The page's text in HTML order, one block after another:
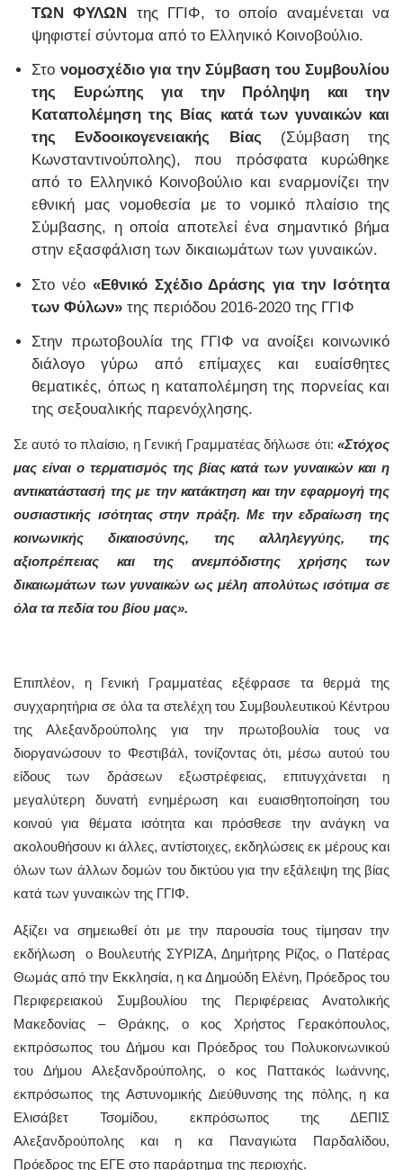
ΤΩΝ ΦΥΛΩΝ της ΓΓΙΦ, το οποίο αναμένεται να
ψηφιστεί σύντομα από το Ελληνικό Κοινοβούλιο.
Στο νομοσχέδιο για την Σύμβαση του Συμβουλίου
της Ευρώπης για την Πρόληψη και την
Καταπολέμηση της Βίας κατά των γυναικών και
της Ενδοοικογενειακής Βίας (Σύμβαση της
Κωνσταντινούπολης), που πρόσφατα κυρώθηκε
από το Ελληνικό Κοινοβούλιο και εναρμονίζει την
εθνική μας νομοθεσία με το νομικό πλαίσιο της
Σύμβασης, η οποία αποτελεί ένα σημαντικό βήμα
στην εξασφάλιση των δικαιωμάτων των γυναικών.
Στο νέο «Εθνικό Σχέδιο Δράσης για την Ισότητα
των Φύλων» της περιόδου 2016-2020 της ΓΓΙΦ
Στην πρωτοβουλία της ΓΓΙΦ να ανοίξει κοινωνικό
διάλογο γύρω από επίμαχες και ευαίσθητες
θεματικές, όπως η καταπολέμηση της πορνείας και
της σεξουαλικής παρενόχλησης.
Σε αυτό το πλαίσιο, η Γενική Γραμματέας δήλωσε ότι: «Στόχος
μας είναι ο τερματισμός της βίας κατά των γυναικών και η
αντικατάστασή της με την κατάκτηση και την εφαρμογή της
ουσιαστικής ισότητας στην πράξη. Με την εδραίωση της
κοινωνικής δικαιοσύνης, της αλληλεγγύης, της
αξιοπρέπειας και της ανεμπόδιστης χρήσης των
δικαιωμάτων των γυναικών ως μέλη απολύτως ισότιμα σε
όλα τα πεδία του βίου μας».
Επιπλέον, η Γενική Γραμματέας εξέφρασε τα θερμά της
συγχαρητήρια σε όλα τα στελέχη του Συμβουλευτικού Κέντρου
της Αλεξανδρούπολης για την πρωτοβουλία τους να
διοργανώσουν το Φεστιβάλ, τονίζοντας ότι, μέσω αυτού του
είδους των δράσεων εξωστρέφειας, επιτυγχάνεται η
μεγαλύτερη δυνατή ενημέρωση και ευαισθητοποίηση του
κοινού για θέματα ισότητα και πρόσθεσε την ανάγκη να
ακολουθήσουν κι άλλες, αντίστοιχες, εκδηλώσεις εκ μέρους και
όλων των άλλων δομών του δικτύου για την εξάλειψη της βίας
κατά των γυναικών της ΓΓΙΦ.
Αξίζει να σημειωθεί ότι με την παρουσία τους τίμησαν την
εκδήλωση ο Βουλευτής ΣΥΡΙΖΑ, Δημήτρης Ρίζος, ο Πατέρας
Θωμάς από την Εκκλησία, η κα Δημούδη Ελένη, Πρόεδρος του
Περιφερειακού Συμβουλίου της Περιφέρειας Ανατολικής
Μακεδονίας – Θράκης, ο κος Χρήστος Γερακόπουλος,
εκπρόσωπος του Δήμου και Πρόεδρος του Πολυκοινωνικού
του Δήμου Αλεξανδρούπολης, ο κος Παττακός Ιωάννης,
εκπρόσωπος της Αστυνομικής Διεύθυνσης της πόλης, η κα
Ελισάβετ Τσομίδου, εκπρόσωπος της ΔΕΠΙΣ
Αλεξανδρούπολης και η κα Παναγιώτα Παρδαλίδου,
Πρόεδρος της ΕΓΕ στο παράρτημα της περιοχής.